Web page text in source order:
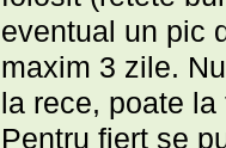
eventual un pic
maxim 3 zile.
la rece, poate
Pentru fiert se